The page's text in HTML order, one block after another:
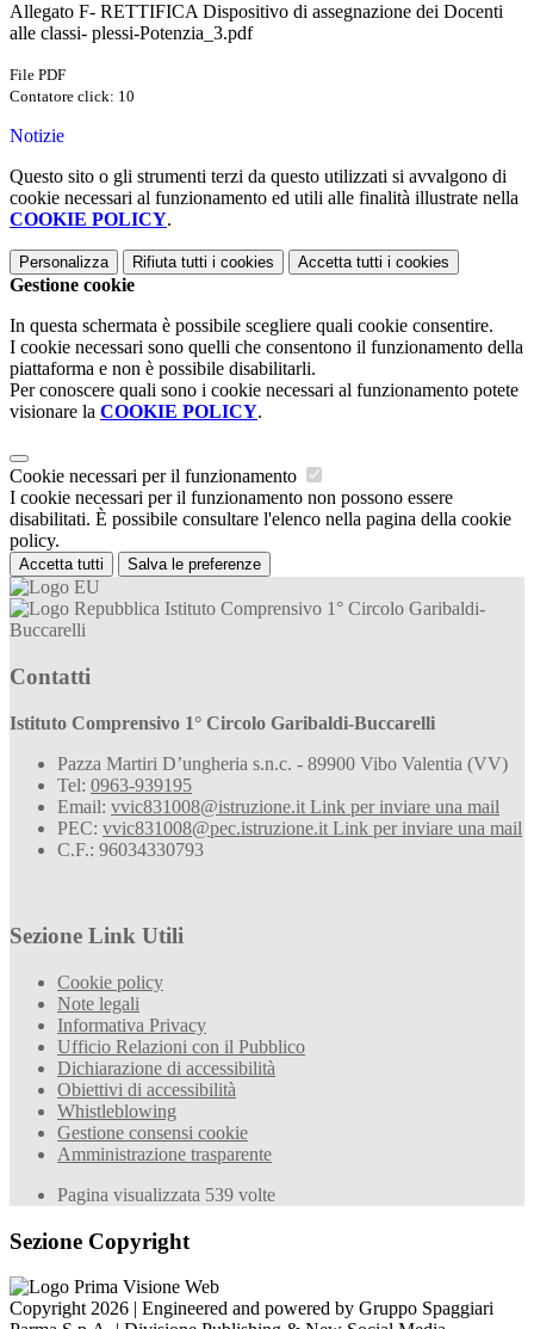
Allegato F- RETTIFICA Dispositivo di assegnazione dei Docenti
alle classi- plessi-Potenzia_3.pdf
File PDF
Contatore click: 10
Notizie
Questo sito o gli strumenti terzi da questo utilizzati si avvalgono di
cookie necessari al funzionamento ed utili alle finalità illustrate nella
COOKIE POLICY.
Personalizza Rifiuta tutti i cookies Accetta tutti i cookies
Gestione cookie
In questa schermata è possibile scegliere quali cookie consentire.
I cookie necessari sono quelli che consentono il funzionamento della
piattaforma e non è possibile disabilitarli.
Per conoscere quali sono i cookie necessari al funzionamento potete
visionare la COOKIE POLICY.
Cookie necessari per il funzionamento
I cookie necessari per il funzionamento non possono essere
disabilitati. È possibile consultare l'elenco nella pagina della cookie
policy.
Accetta tutti Salva le preferenze
Istituto Comprensivo 1° Circolo Garibaldi-
Buccarelli
Contatti
Istituto Comprensivo 1° Circolo Garibaldi-Buccarelli
Pazza Martiri D’ungheria s.n.c. - 89900 Vibo Valentia (VV)
Tel: 0963-939195
Email: vvic831008@istruzione.it Link per inviare una mail
PEC: vvic831008@pec.istruzione.it Link per inviare una mail
C.F.: 96034330793
Sezione Link Utili
Cookie policy
Note legali
Informativa Privacy
Ufficio Relazioni con il Pubblico
Dichiarazione di accessibilità
Obiettivi di accessibilità
Whistleblowing
Gestione consensi cookie
Amministrazione trasparente
Pagina visualizzata 539 volte
Sezione Copyright
Copyright 2026 | Engineered and powered by Gruppo Spaggiari